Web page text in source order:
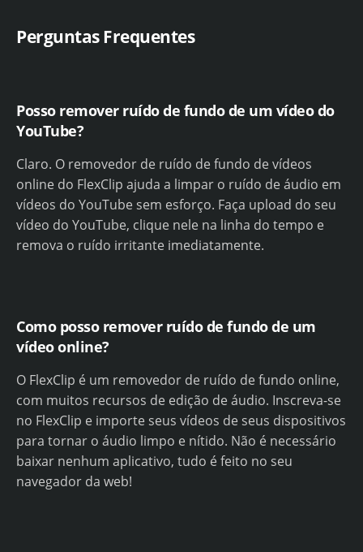
Perguntas Frequentes
Posso remover ruído de fundo de um vídeo do
YouTube?
Claro. O removedor de ruído de fundo de vídeos
online do FlexClip ajuda a limpar o ruído de áudio em
vídeos do YouTube sem esforço. Faça upload do seu
vídeo do YouTube, clique nele na linha do tempo e
remova o ruído irritante imediatamente.
Como posso remover ruído de fundo de um
vídeo online?
O FlexClip é um removedor de ruído de fundo online,
com muitos recursos de edição de áudio. Inscreva-se
no FlexClip e importe seus vídeos de seus dispositivos
para tornar o áudio limpo e nítido. Não é necessário
baixar nenhum aplicativo, tudo é feito no seu
navegador da web!